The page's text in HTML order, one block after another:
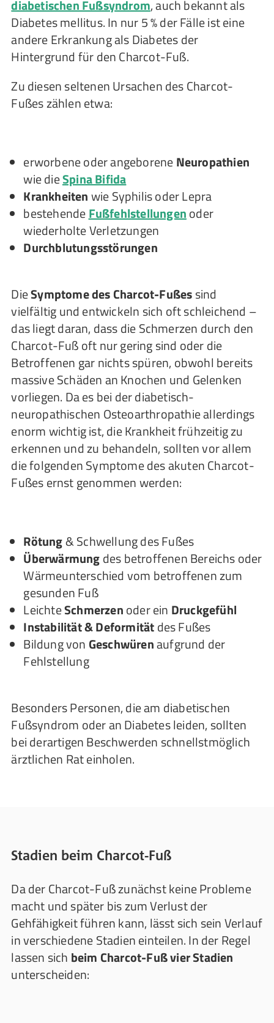
diabetischen Fußsyndrom, auch bekannt als
Diabetes mellitus. In nur 5 % der Fälle ist eine
andere Erkrankung als Diabetes der
Hintergrund für den Charcot-Fuß.
Zu diesen seltenen Ursachen des Charcot-
Fußes zählen etwa:
erworbene oder angeboreneNeuropathien
wie dieSpina Bifida
Krankheitenwie Syphilis oder Lepra
bestehendeFußfehlstellungenoder
wiederholte Verletzungen
Durchblutungsstörungen
DieSymptome des Charcot-Fußessind
vielfältig und entwickeln sich oft schleichend –
das liegt daran, dass die Schmerzen durch den
Charcot-Fuß oft nur gering sind oder die
Betroffenen gar nichts spüren, obwohl bereits
massive Schäden an Knochen und Gelenken
vorliegen. Da es bei der diabetisch-
neuropathischen Osteoarthropathie allerdings
enorm wichtig ist, die Krankheit frühzeitig zu
erkennen und zu behandeln, sollten vor allem
die folgenden Symptome des akuten Charcot-
Fußes ernst genommen werden:
Rötung& Schwellung des Fußes
Überwärmungdes betroffenen Bereichs oder
Wärmeunterschied vom betroffenen zum
gesunden Fuß
LeichteSchmerzenoder ein Druckgefühl
Instabilität & Deformitätdes Fußes
Bildung von Geschwürenaufgrund der
Fehlstellung
Besonders Personen, die am diabetischen
Fußsyndrom oder an Diabetes leiden, sollten
bei derartigen Beschwerden schnellstmöglich
ärztlichen Rat einholen.
Stadien beim Charcot-Fuß
Da der Charcot-Fuß zunächst keine Probleme
macht und später bis zum Verlust der
Gehfähigkeit führen kann, lässt sich sein Verlauf
in verschiedene Stadien einteilen. In der Regel
lassen sich beim Charcot-Fuß vier Stadien
unterscheiden: